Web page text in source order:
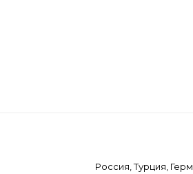
Россия, Турция,